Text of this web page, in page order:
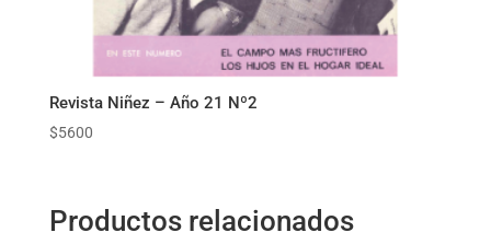
Revista Niñez – Año 21 Nº2
$5600
Productos relacionados